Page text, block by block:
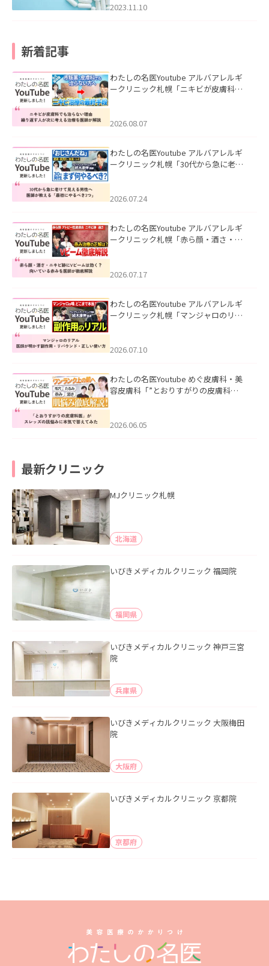
2023.11.10
新着記事
わたしの名医Youtube アルバアレルギ
ークリニック札幌「ニキビが皮膚科で
ました。
2026.08.07
わたしの名医Youtube アルバアレルギ
ークリニック札幌「30代から急に老け
た。
2026.07.24
わたしの名医Youtube アルバアレルギ
ークリニック札幌「赤ら顔・酒さ・ニ
した。
2026.07.17
わたしの名医Youtube アルバアレルギ
ークリニック札幌「マンジャロのリア
た。
2026.07.10
わたしの名医Youtube めぐ皮膚科・美
容皮膚科「”とおりすがりの皮膚科
2026.06.05
最新クリニック
MJクリニック札幌
北海道
いびきメディカルクリニック 福岡院
福岡県
いびきメディカルクリニック 神戸三宮
院
兵庫県
いびきメディカルクリニック 大阪梅田
院
大阪府
いびきメディカルクリニック 京都院
京都府